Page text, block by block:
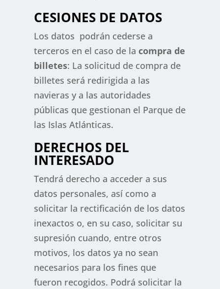
CESIONES DE DATOS
Los datos podrán cederse a
terceros en el caso de la compra de
billetes: La solicitud de compra de
billetes será redirigida a las
navieras y a las autoridades
públicas que gestionan el Parque de
las Islas Atlánticas.
DERECHOS DEL
INTERESADO
Tendrá derecho a acceder a sus
datos personales, así como a
solicitar la rectificación de los datos
inexactos o, en su caso, solicitar su
supresión cuando, entre otros
motivos, los datos ya no sean
necesarios para los fines que
fueron recogidos. Podrá solicitar la